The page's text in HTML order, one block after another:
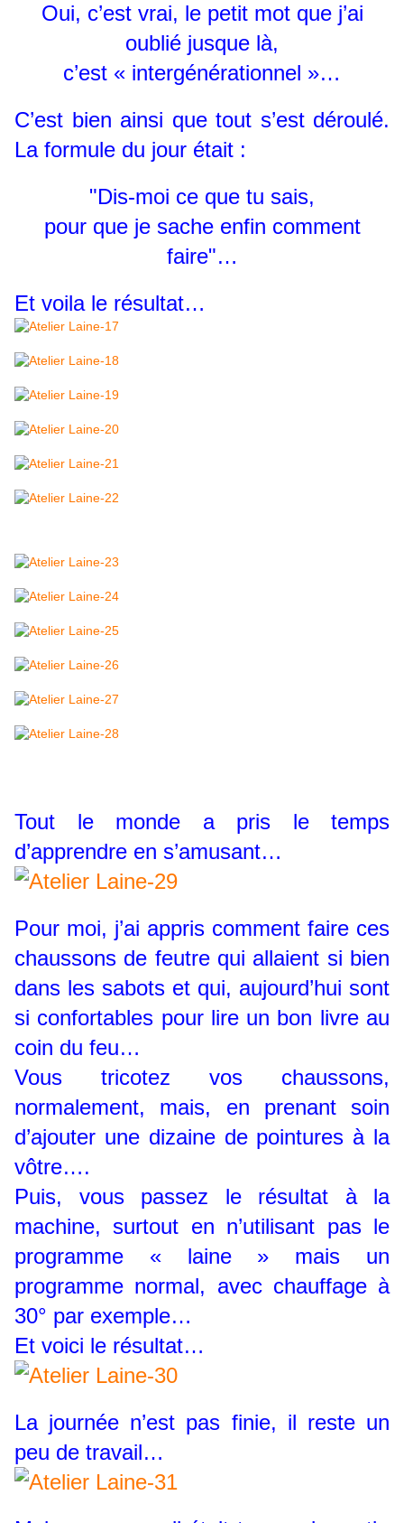
Oui, c’est vrai, le petit mot que j’ai
oublié jusque là,
c’est « intergénérationnel »…
C’est bien ainsi que tout s’est déroulé.
La formule du jour était :
"Dis-moi ce que tu sais,
pour que je sache enfin comment
faire"…
Et voila le résultat…
Tout le monde a pris le temps
d’apprendre en s’amusant…
Pour moi, j’ai appris comment faire ces
chaussons de feutre qui allaient si bien
dans les sabots et qui, aujourd’hui sont
si confortables pour lire un bon livre au
coin du feu…
Vous tricotez vos chaussons,
normalement, mais, en prenant soin
d’ajouter une dizaine de pointures à la
vôtre….
Puis, vous passez le résultat à la
machine, surtout en n’utilisant pas le
programme « laine » mais un
programme normal, avec chauffage à
30° par exemple…
Et voici le résultat…
La journée n’est pas finie, il reste un
peu de travail…